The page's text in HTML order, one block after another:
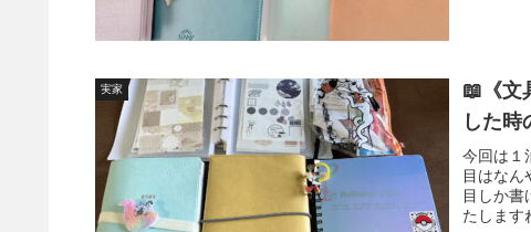
実家
📖《文
した時
今回は１
目はなん
目しか書
たします